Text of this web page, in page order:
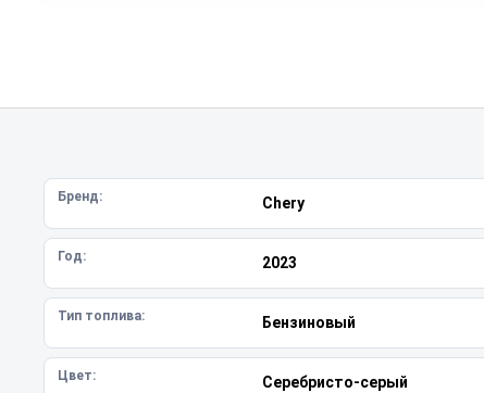
Бренд: Chery
Год: 2023
Тип топлива: Бензиновый
Цвет: Серебристо-серый